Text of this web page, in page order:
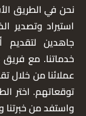
نحن في الطريق
استيراد وتصدير
جاهدين لتقديم
خدماتنا. مع
عملائنا من خلال
توقعاتهم. اختر
واستفد من خبرتنا